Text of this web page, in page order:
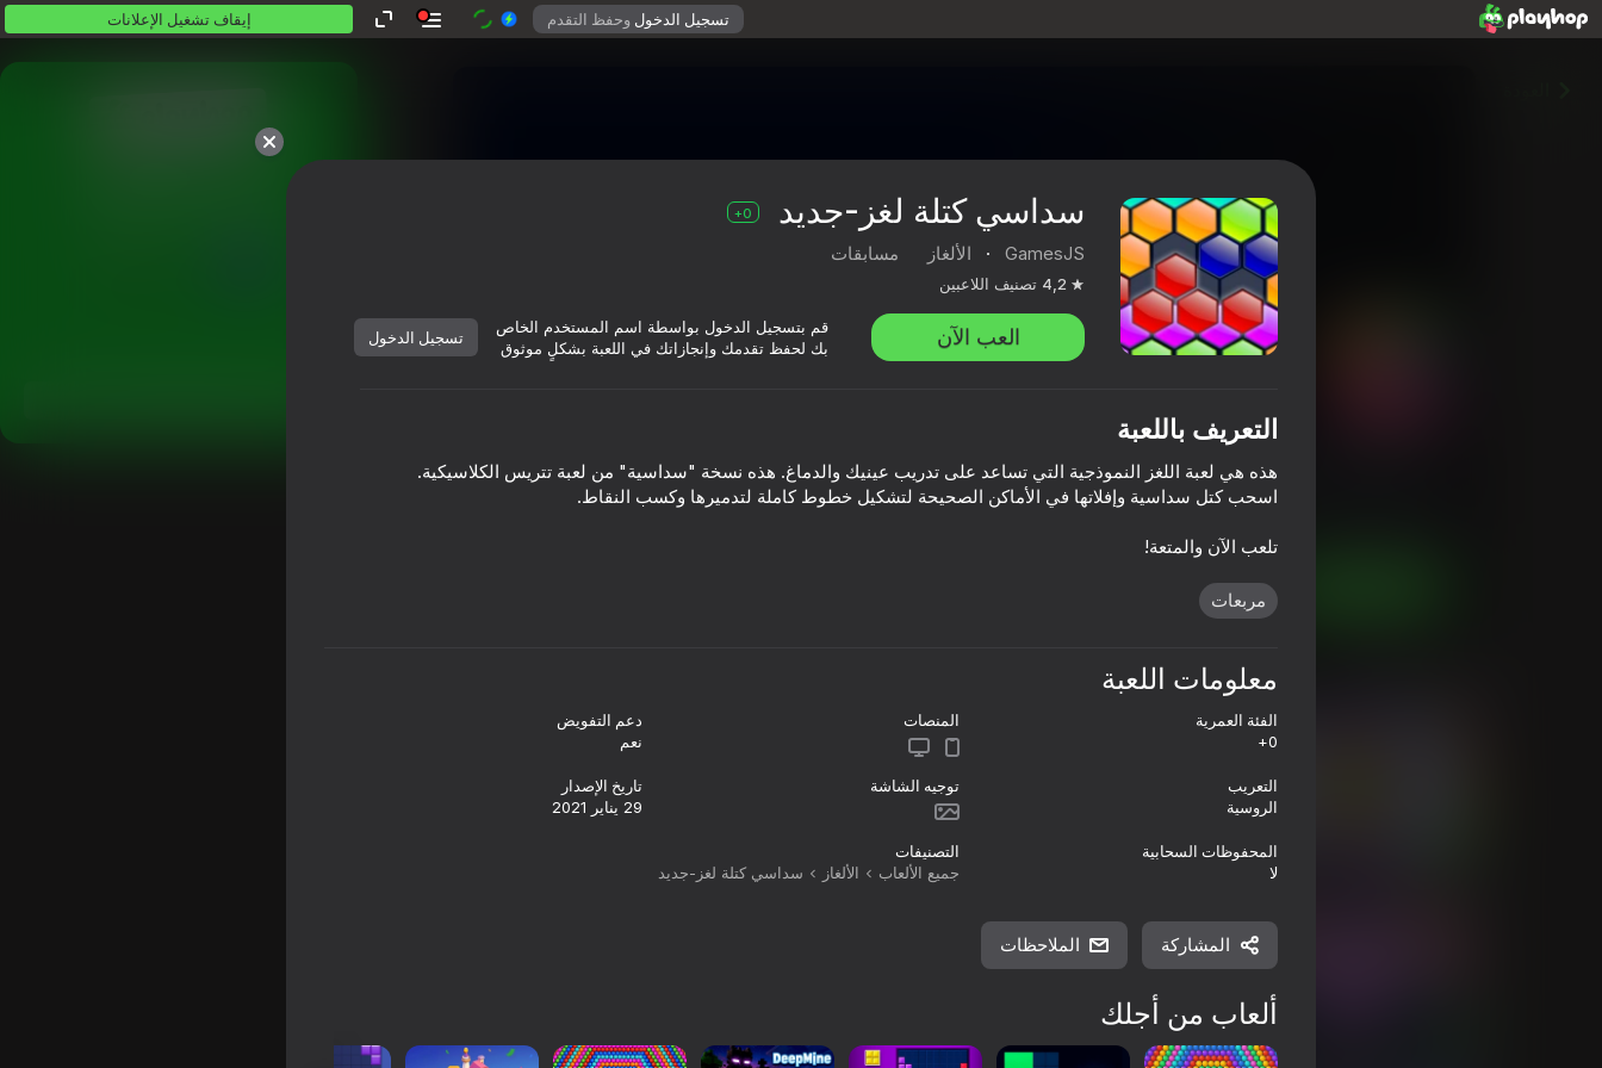
تسجيل الدخول وحفظ التقدم إيقاف تشغيل الإعلانات
سداسي كتلة لغز-جديد
0+
مسابقات GamesJS
70
Block Puzzle - Blast Master
DeepMine
Bubble Pop Master - Bubble
75
Color Hexa Sort
Explosive Blocks:
كتل8
سداسي كتلة لغز-جديد 0+
GamesJS
· الألغاز مسابقات
4,2 تصنيف اللاعبين
العب الآن
قم بتسجيل الدخول بواسطة اسم المستخدم الخاص
بك لحفظ تقدمك وإنجازاتك في اللعبة بشكلٍ موثوق
تسجيل الدخول
التعريف باللعبة
تلعب الآن والمتعة!
مربعات
معلومات اللعبة
الفئة العمرية
0+
المنصات
دعم التفويض
نعم
التعريب
الروسية
توجيه الشاشة
تاريخ الإصدار
29 يناير 2021
المحفوظات السحابية
لا
التصنيفات
جميع الألعاب
الألغاز سداسي كتلة لغز-جديد
المشاركة الملاحظات
ألعاب من أجلك